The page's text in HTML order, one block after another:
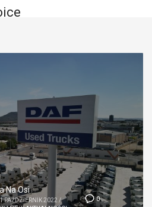
0
Na Osi
PAŹDZIERNIK 2022 /